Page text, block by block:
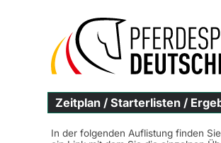
Zeitplan / Starterlisten /
In der folgenden Auflistung finden